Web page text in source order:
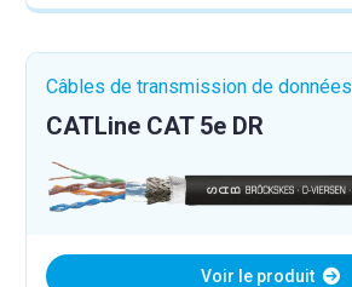
Câbles de transmission de données
CATLine CAT 5e DR
Voir le produit